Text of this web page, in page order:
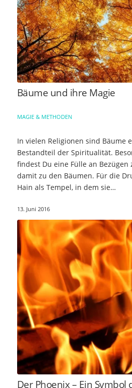
Bäume und ihre Magie
MAGIE & METHODEN
In vielen Religionen sind Bäume
Bestandteil der Spiritualität.
findest Du eine Fülle an
damit zu den Bäumen. Für die
Hain als Tempel, in dem sie…
13. Juni 2016
Der Phoenix – Ein Symbol